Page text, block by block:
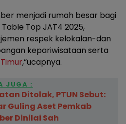
menjadi rumah besar bagi
Top JAT4 2025,
respek kelokalan-dan
kepariwisataan serta
,”ucapnya.
JUGA :
Ditolak, PTUN Sebut:
Guling Aset Pemkab
Dinilai Sah